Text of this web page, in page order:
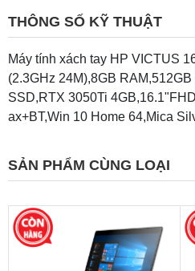
THÔNG SỐ KỸ THUẬT
Máy tính xách tay HP VICTUS
(2.3GHz 24M),8GB
SSD,RTX 3050Ti
ax+BT,Win 10 Home 64,Mica
SẢN PHẨM CÙNG LOẠI